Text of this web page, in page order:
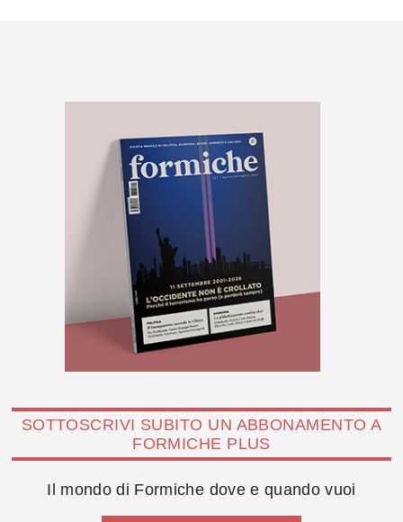
SOTTOSCRIVI SUBITO UN ABBONAMENTO A
FORMICHE PLUS
Il mondo di Formiche dove e quando vuoi